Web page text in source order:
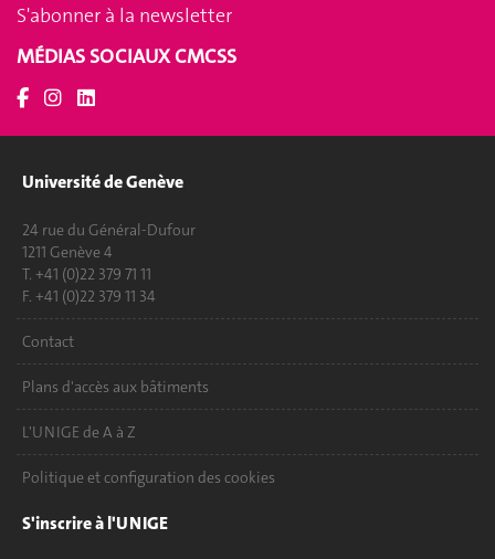
S'abonner à la newsletter
MÉDIAS SOCIAUX CMCSS
Université de Genève
24 rue du Général-Dufour
1211 Genève 4
T. +41 (0)22 379 71 11
F. +41 (0)22 379 11 34
Contact
Plans d'accès aux bâtiments
L'UNIGE de A à Z
Politique et configuration des cookies
S'inscrire à l'UNIGE